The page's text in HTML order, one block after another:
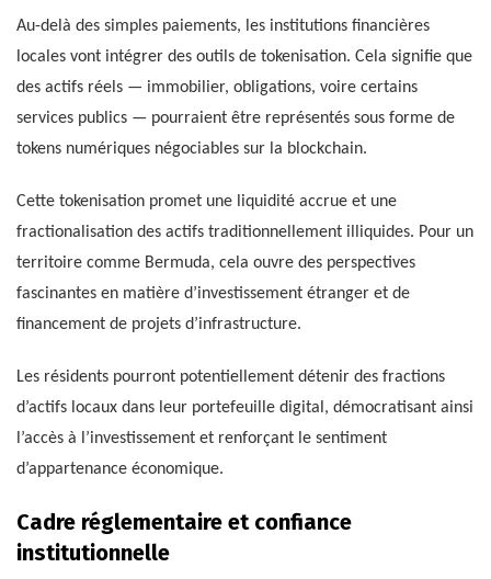
Au-delà des simples paiements, les institutions financières
locales vont intégrer des outils de tokenisation. Cela signifie que
des actifs réels — immobilier, obligations, voire certains
services publics — pourraient être représentés sous forme de
tokens numériques négociables sur la blockchain.
Cette tokenisation promet une liquidité accrue et une
fractionalisation des actifs traditionnellement illiquides. Pour un
territoire comme Bermuda, cela ouvre des perspectives
fascinantes en matière d’investissement étranger et de
financement de projets d’infrastructure.
Les résidents pourront potentiellement détenir des fractions
d’actifs locaux dans leur portefeuille digital, démocratisant ainsi
l’accès à l’investissement et renforçant le sentiment
d’appartenance économique.
Cadre réglementaire et confiance
institutionnelle